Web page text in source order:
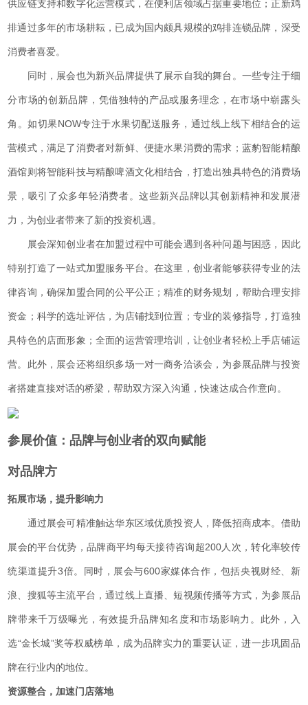
供应链支持和数字化运营模式，在便利店领域占据重要地位；正新鸡
排通过多年的市场耕耘，已成为国内颇具规模的鸡排连锁品牌，深受
消费者喜爱。
同时，展会也为新兴品牌提供了展示自我的舞台。一些专注于细
分市场的创新品牌，凭借独特的产品或服务理念，在市场中崭露头
角。如切果NOW专注于水果切配送服务，通过线上线下相结合的运
营模式，满足了消费者对新鲜、便捷水果消费的需求；蓝豹智能精酿
酒馆则将智能科技与精酿啤酒文化相结合，打造出独具特色的消费场
景，吸引了众多年轻消费者。这些新兴品牌以其创新精神和发展潜
力，为创业者带来了新的投资机遇。
展会深知创业者在加盟过程中可能会遇到各种问题与困惑，因此
特别打造了一站式加盟服务平台。在这里，创业者能够获得专业的法
律咨询，确保加盟合同的公平公正；精准的财务规划，帮助合理安排
资金；科学的选址评估，为店铺找到位置；专业的装修指导，打造独
具特色的店面形象；全面的运营管理培训，让创业者轻松上手店铺运
营。此外，展会还将组织多场一对一商务洽谈会，为参展品牌与投资
者搭建直接对话的桥梁，帮助双方深入沟通，快速达成合作意向。
参展价值：品牌与创业者的双向赋能
对品牌方
拓展市场，提升影响力
通过展会可精准触达华东区域优质投资人，降低招商成本。借助
展会的平台优势，品牌商平均每天接待咨询超200人次，转化率较传
统渠道提升3倍。同时，展会与600家媒体合作，包括央视财经、新
浪、搜狐等主流平台，通过线上直播、短视频传播等方式，为参展品
牌带来千万级曝光，有效提升品牌知名度和市场影响力。此外，入
选“金长城”奖等权威榜单，成为品牌实力的重要认证，进一步巩固品
牌在行业内的地位。
资源整合，加速门店落地